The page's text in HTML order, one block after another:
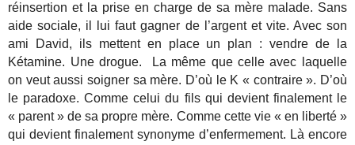
réinsertion et la prise en charge de sa mère malade. Sans
aide sociale, il lui faut gagner de l’argent et vite. Avec son
ami David, ils mettent en place un plan : vendre de la
Kétamine. Une drogue. La même que celle avec laquelle
on veut aussi soigner sa mère. D’où le K « contraire ». D’où
le paradoxe. Comme celui du fils qui devient finalement le
« parent » de sa propre mère. Comme cette vie « en liberté »
qui devient finalement synonyme d’enfermement. Là encore